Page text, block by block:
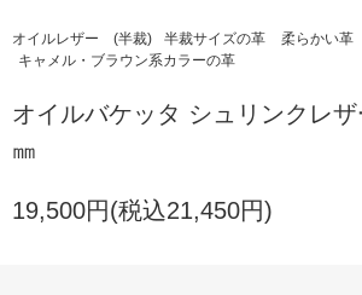
オイルレザー (半裁) 半裁サイズの革
柔らかい革
キャメル・ブラウン系カラーの革
オイルバケッタ シュリンク
㎜
19,500円(税込21,450円)